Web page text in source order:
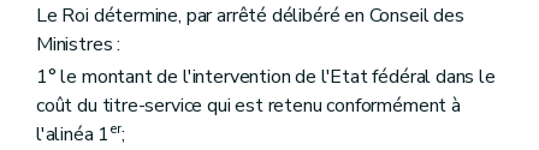
Le Roi détermine, par arrêté délibéré en Conseil des
Ministres :
1° le montant de l'intervention de l'Etat fédéral dans le
coût du titre-service qui est retenu conformément à
l'alinéa 1er;